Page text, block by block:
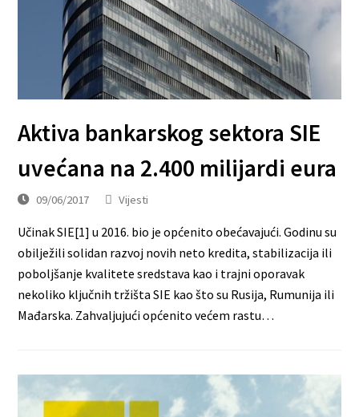
Aktiva bankarskog sektora SIE
uvećana na 2.400 milijardi eura
09/06/2017 Vijesti
Učinak SIE[1] u 2016. bio je općenito obećavajući. Godinu su
obilježili solidan razvoj novih neto kredita, stabilizacija ili
poboljšanje kvalitete sredstava kao i trajni oporavak
nekoliko ključnih tržišta SIE kao što su Rusija, Rumunija ili
Mađarska. Zahvaljujući općenito većem rastu…